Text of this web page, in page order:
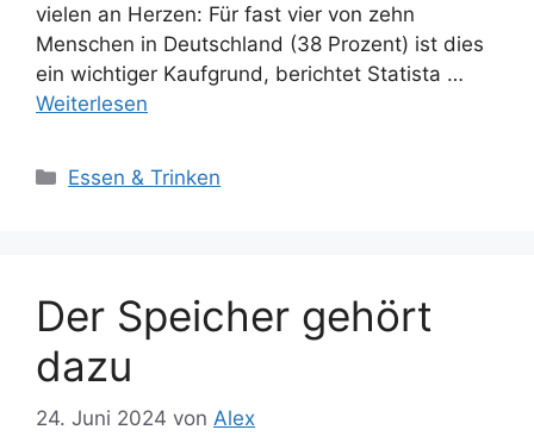
vielen an Herzen: Für fast vier von zehn
Menschen in Deutschland (38 Prozent) ist dies
ein wichtiger Kaufgrund, berichtet Statista …
Weiterlesen
Kategorien
Essen & Trinken
Der Speicher gehört
dazu
24. Juni 2024 von Alex